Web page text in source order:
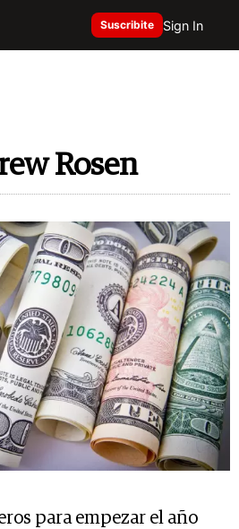
Suscribite Sign In
Rosen
para empezar el año